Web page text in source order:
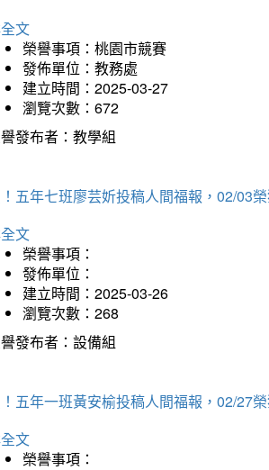
文
榮譽事項：桃園市競賽
發佈單位：教務處
建立時間：2025-03-27
瀏覽次數：672
發布者：教學組
五年七班廖芸妡投稿人間福報，02/03
文
榮譽事項：
發佈單位：
建立時間：2025-03-26
瀏覽次數：268
發布者：設備組
五年一班黃安榆投稿人間福報，02/27
文
榮譽事項：